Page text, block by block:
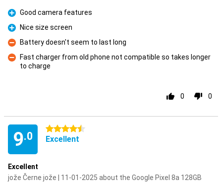
Pro
Good camera features
Pro
Nice size screen
Con
Battery doesn't seem to last long
Fast charger from old phone not compatible so takes longer
to charge
0 0
9.0
4.5 stars
Excellent
Excellent
jože Černe jože | 11-01-2025 about the Google Pixel 8a 128GB